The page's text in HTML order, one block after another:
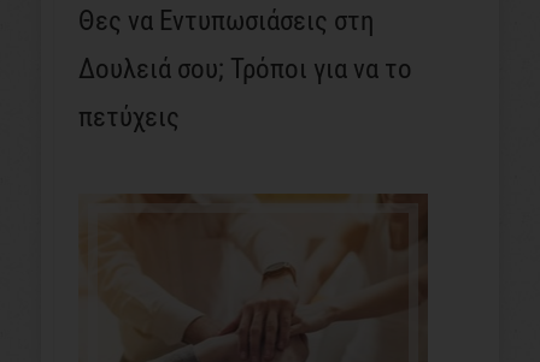
Θες να Εντυπωσιάσεις στη
Δουλειά σου; Τρόποι για να το
πετύχεις